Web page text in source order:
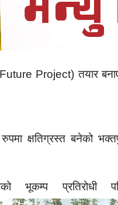
Project) तयार
क्षतिग्रस्त बनेको
भूकम्प